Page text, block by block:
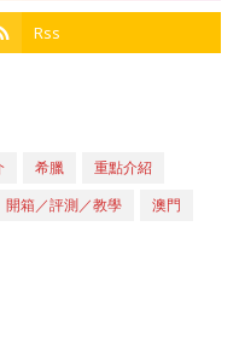
希臘
重點介紹
開箱／評測／教學
澳門